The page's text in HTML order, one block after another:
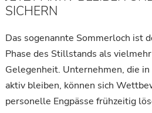
SICHERN
Das sogenannte Sommerloch ist
Phase des Stillstands als
Gelegenheit. Unternehmen, die
aktiv bleiben, können sich
personelle Engpässe frühzeitig